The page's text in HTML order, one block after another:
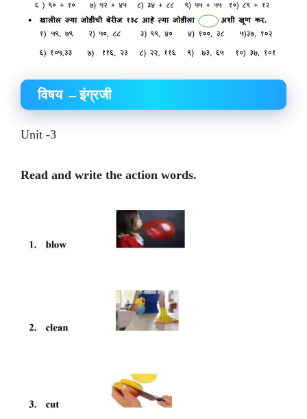
विषय – इंग्रजी
Unit -3
Read and write the action words.